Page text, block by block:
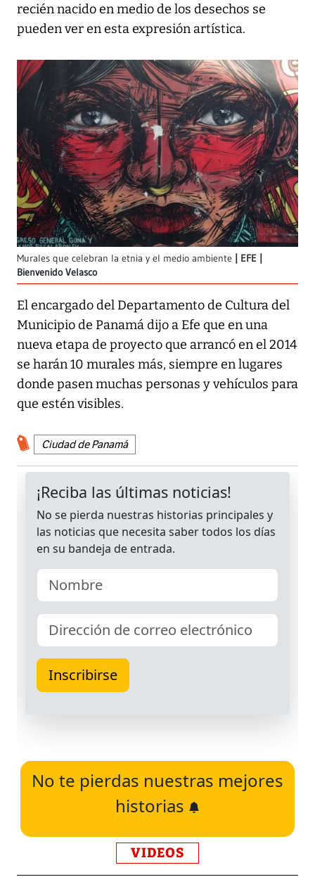
recién nacido en medio de los desechos se
pueden ver en esta expresión artística.
Murales que celebran la etnia y el medio ambiente
EFE |
Bienvenido Velasco
El encargado del Departamento de Cultura del
Municipio de Panamá dijo a Efe que en una
nueva etapa de proyecto que arrancó en el 2014
se harán 10 murales más, siempre en lugares
donde pasen muchas personas y vehículos para
que estén visibles.
Ciudad de Panamá
No te pierdas nuestras mejores
historias
VIDEOS